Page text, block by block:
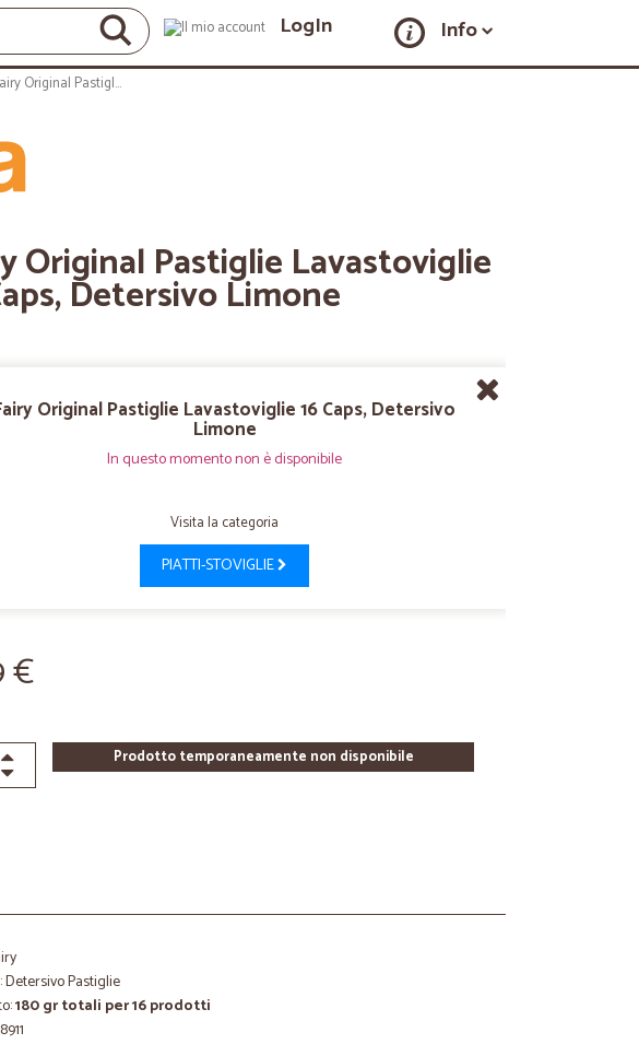
LogIn Info
Fairy Original Pastiglie Lavastoviglie 16 Caps, Detersivo Limone
Original Pastiglie Lavastoviglie
Detersivo Limone
Original Pastiglie Lavastoviglie 16 Caps, Detersivo
Limone
In questo momento non è disponibile
Visita la categoria
PIATTI-STOVIGLIE
€
Prodotto temporaneamente non disponibile
Detersivo Pastiglie
180 gr totali per 16 prodotti